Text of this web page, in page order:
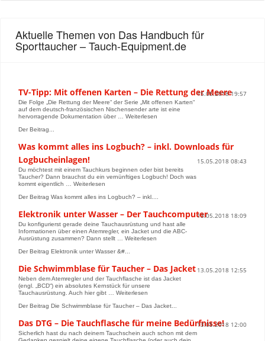
Aktuelle Themen von Das Handbuch für
Sporttaucher – Tauch-Equipment.de
TV-Tipp: Mit offenen Karten – Die Rettung der Meere
15.05.2018 19:57
Die Folge „Die Rettung der Meere“ der Serie „Mit offenen Karten“
auf dem deutsch-französischen Nischensender arte ist eine
hervorragende Dokumentation über … Weiterlesen
Der Beitrag...
Was kommt alles ins Logbuch? – inkl. Downloads für
Logbucheinlagen!
15.05.2018 08:43
Du möchtest mit einem Tauchkurs beginnen oder bist bereits
Taucher? Dann brauchst du ein vernünftiges Logbuch! Doch was
kommt eigentlich … Weiterlesen
Der Beitrag Was kommt alles ins Logbuch? – inkl....
Elektronik unter Wasser – Der Tauchcomputer13.05.2018 18:09
Du konfigurierst gerade deine Tauchausrüstung und hast alle
Informationen über einen Atemregler, ein Jacket und die ABC-
Ausrüstung zusammen? Dann stellt … Weiterlesen
Der Beitrag Elektronik unter Wasser &#...
Die Schwimmblase für Taucher – Das Jacket 13.05.2018 12:55
Neben dem Atemregler und der Tauchflasche ist das Jacket
(engl. „BCD“) ein absolutes Kernstück für unsere
Tauchausrüstung. Auch hier gibt … Weiterlesen
Der Beitrag Die Schwimmblase für Taucher – Das Jacket...
Das DTG – Die Tauchflasche für meine Bedürfnisse!
13.05.2018 12:00
Sicherlich hast du nach deinem Tauchschein auch schon mit dem